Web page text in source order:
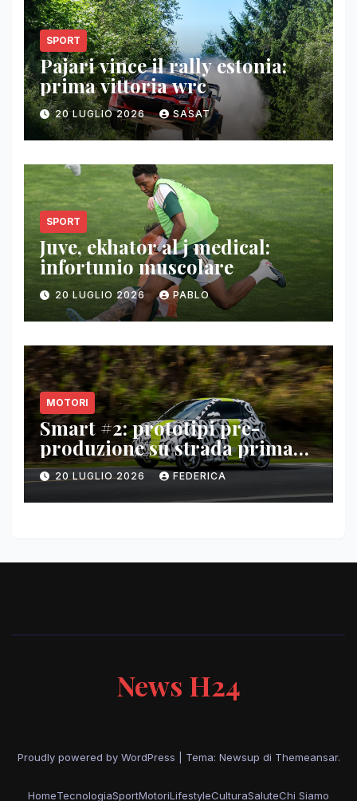
SPORT
Pajari vince il rally estonia:
prima vittoria wrc
20 LUGLIO 2026 SASAT
SPORT
Juve, ekhator al j medical:
infortunio muscolare
20 LUGLIO 2026 PABLO
MOTORI
Smart #2: prototipi pre-
produzione su strada prima
del paris motor show 2026
20 LUGLIO 2026 FEDERICA
News H24
Proudly powered by WordPress Tema: Newsup di Themeansar.
HomeTecnologiaSportMotoriLifestyleCulturaSaluteChi Siamo